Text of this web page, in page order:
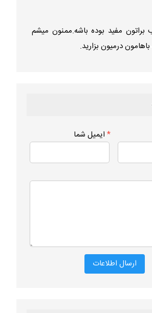
براتون مفید بوده باشه.ممنون میشم
درمیون بزارید.
*ایمیل شما